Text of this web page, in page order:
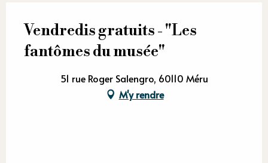
Vendredis gratuits - "Les
fantômes du musée"
51 rue Roger Salengro, 60110 Méru
M'y rendre